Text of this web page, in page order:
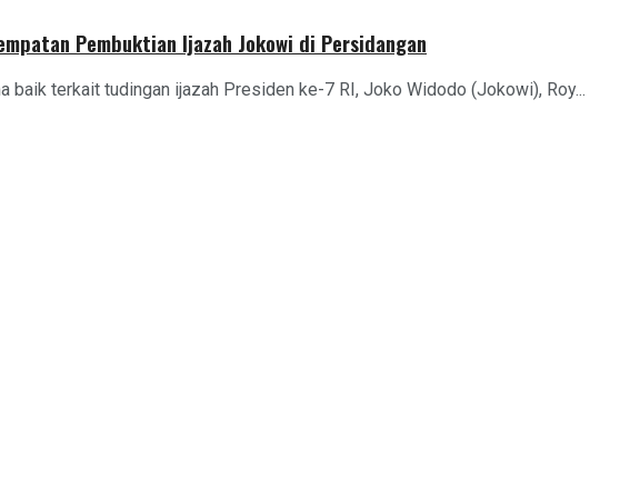
Pembuktian Ijazah Jokowi di Persidangan
baik terkait tudingan ijazah Presiden ke-7 RI, Joko Widodo (Jokowi), Roy...